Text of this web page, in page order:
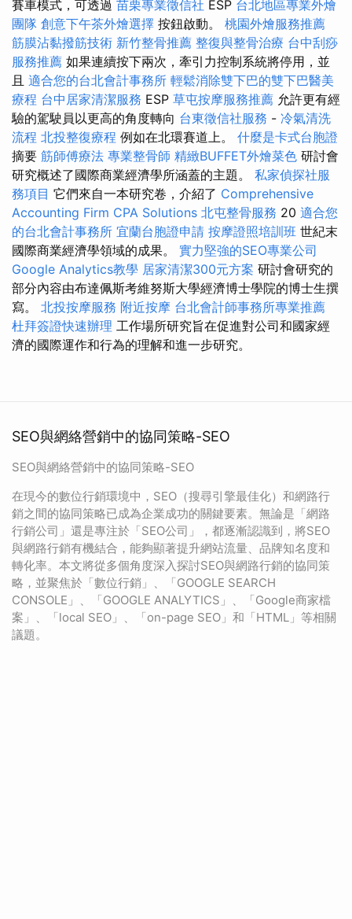
賽車模式，可透過 苗栗專業徵信社 ESP 台北地區專業外燴
團隊 創意下午茶外燴選擇 按鈕啟動。 桃園外燴服務推薦
筋膜沾黏撥筋技術 新竹整骨推薦 整復與整骨治療 台中刮痧
服務推薦 如果連續按下兩次，牽引力控制系統將停用，並
且 適合您的台北會計事務所 輕鬆消除雙下巴的雙下巴醫美
療程 台中居家清潔服務 ESP 草屯按摩服務推薦 允許更有經
驗的駕駛員以更高的角度轉向 台東徵信社服務 - 冷氣清洗
流程 北投整復療程 例如在北環賽道上。 什麼是卡式台胞證
摘要 筋師傅療法 專業整骨師 精緻BUFFET外燴菜色 研討會
研究概述了國際商業經濟學所涵蓋的主題。 私家偵探社服
務項目 它們來自一本研究卷，介紹了 Comprehensive
Accounting Firm CPA Solutions 北屯整骨服務 20 適合您
的台北會計事務所 宜蘭台胞證申請 按摩證照培訓班 世紀末
國際商業經濟學領域的成果。 實力堅強的SEO專業公司
Google Analytics教學 居家清潔300元方案 研討會研究的
部分內容由布達佩斯考維努斯大學經濟博士學院的博士生撰
寫。 北投按摩服務 附近按摩 台北會計師事務所專業推薦
杜拜簽證快速辦理 工作場所研究旨在促進對公司和國家經
濟的國際運作和行為的理解和進一步研究。
SEO與網絡營銷中的協同策略-SEO
SEO與網絡營銷中的協同策略-SEO
在現今的數位行銷環境中，SEO（搜尋引擎最佳化）和網路行
銷之間的協同策略已成為企業成功的關鍵要素。無論是「網路
行銷公司」還是專注於「SEO公司」，都逐漸認識到，將SEO
與網路行銷有機結合，能夠顯著提升網站流量、品牌知名度和
轉化率。本文將從多個角度深入探討SEO與網路行銷的協同策
略，並聚焦於「數位行銷」、「GOOGLE SEARCH
CONSOLE」、「GOOGLE ANALYTICS」、「Google商家檔
案」、「local SEO」、「on-page SEO」和「HTML」等相關
議題。